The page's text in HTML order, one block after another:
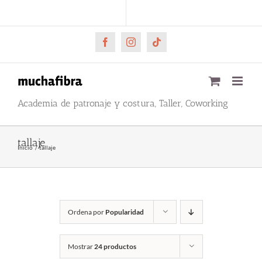
al
FacebookInstagramTiktok
Academia de patronaje y costura, Taller, Coworking
tallaje
Inicio tallaje
Ordena por Popularidad
Mostrar24 productos